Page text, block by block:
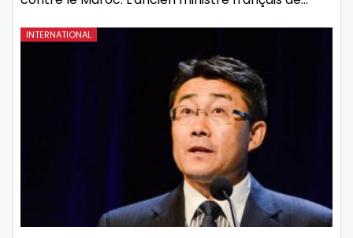
INTERNATIONAL